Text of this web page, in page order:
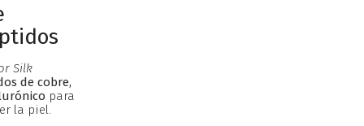
Silk
de cobre,
para
la piel.